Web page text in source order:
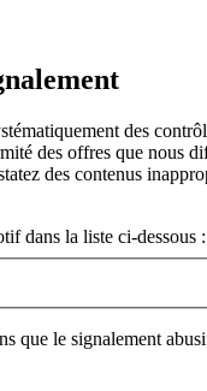
des
des offres que nous
des contenus
dans la liste ci-dessous :
que le signalement